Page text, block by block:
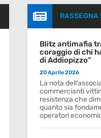
 RASSEGNA
Blitz antimafia
coraggio di chi
di Addiopizzo”
20 Aprile 2026
La nota
commercianti
resistenza che
quanto sia
operatori